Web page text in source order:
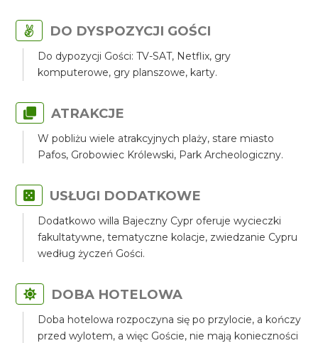
DO DYSPOZYCJI GOŚCI
Do dypozycji Gości: TV-SAT, Netflix, gry
komputerowe, gry planszowe, karty.
ATRAKCJE
W pobliżu wiele atrakcyjnych plaży, stare miasto
Pafos, Grobowiec Królewski, Park Archeologiczny.
USŁUGI DODATKOWE
Dodatkowo willa Bajeczny Cypr oferuje wycieczki
fakultatywne, tematyczne kolacje, zwiedzanie Cypru
według życzeń Gości.
DOBA HOTELOWA
Doba hotelowa rozpoczyna się po przylocie, a kończy
przed wylotem, a więc Goście, nie mają konieczności